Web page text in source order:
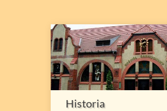
Historia